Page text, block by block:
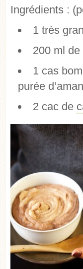
Ingrédients :
1 très
200 ml de
1 cas
purée
2 cac de